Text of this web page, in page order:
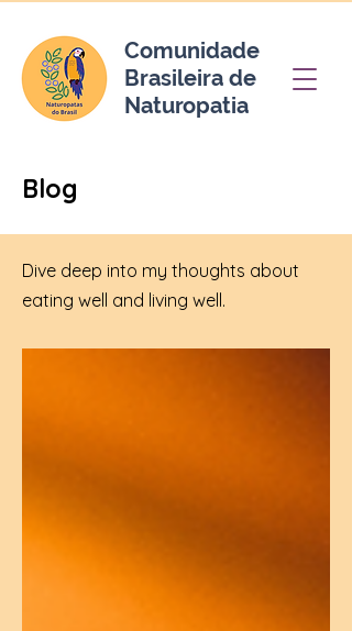
Comunidade
Brasileira de
Naturopatia
Blog
Dive deep into my thoughts about
eating well and living well.